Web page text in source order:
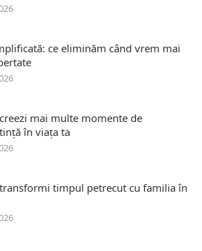
ce eliminăm când vrem mai
mai multe momente de
în viața ta
timpul petrecut cu familia în